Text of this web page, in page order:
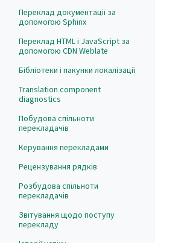
Переклад документації за
допомогою Sphinx
Переклад HTML і JavaScript за
допомогою CDN Weblate
Бібліотеки і пакунки локалізації
Translation component
diagnostics
Побудова спільноти
перекладачів
Керування перекладами
Рецензування рядків
Розбудова спільноти
перекладачів
Звітування щодо поступу
перекладу